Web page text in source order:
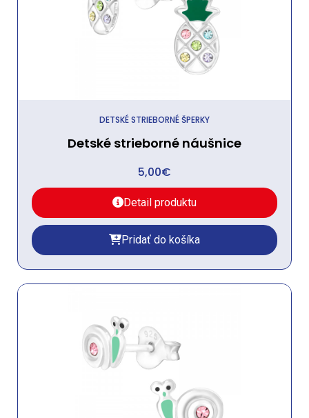
DETSKÉ STRIEBORNÉ ŠPERKY
Detské strieborné náušnice
5,00€
Detail produktu
Pridať do košíka